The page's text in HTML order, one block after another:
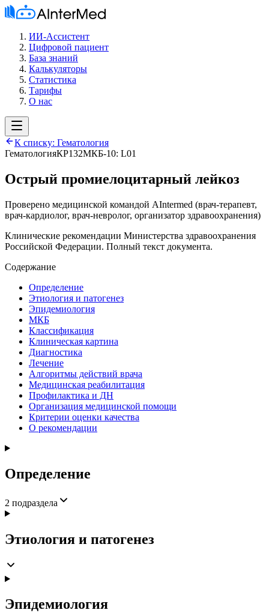
ИИ-Ассистент
Цифровой пациент
База знаний
Калькуляторы
Статистика
Тарифы
О нас
К списку: Гематология
ГематологияКР132МКБ-10: L01
Острый промиелоцитарный лейкоз
Проверено медицинской командой AIntermed (врач-терапевт,
врач-кардиолог, врач-невролог, организатор здравоохранения)
Клинические рекомендации Министерства здравоохранения
Российской Федерации. Полный текст документа.
Содержание
Определение
Этиология и патогенез
Эпидемиология
МКБ
Классификация
Клиническая картина
Диагностика
Лечение
Алгоритмы действий врача
Медицинская реабилитация
Профилактика и ДН
Организация медицинской помощи
Критерии оценки качества
О рекомендации
Определение
2 подраздела
Этиология и патогенез
Эпидемиология